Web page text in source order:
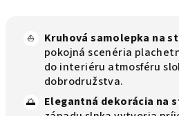
⛵ Kruhová samolepka na
pokojná scenéria
do interiéru atmosféru
dobrodružstva.
🌅 Elegantná dekorácia na